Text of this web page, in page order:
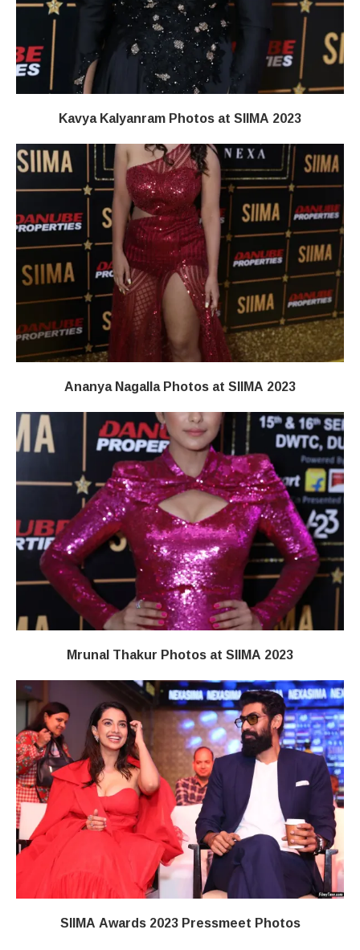
Kavya Kalyanram Photos at SIIMA 2023
Ananya Nagalla Photos at SIIMA 2023
Mrunal Thakur Photos at SIIMA 2023
SIIMA Awards 2023 Pressmeet Photos